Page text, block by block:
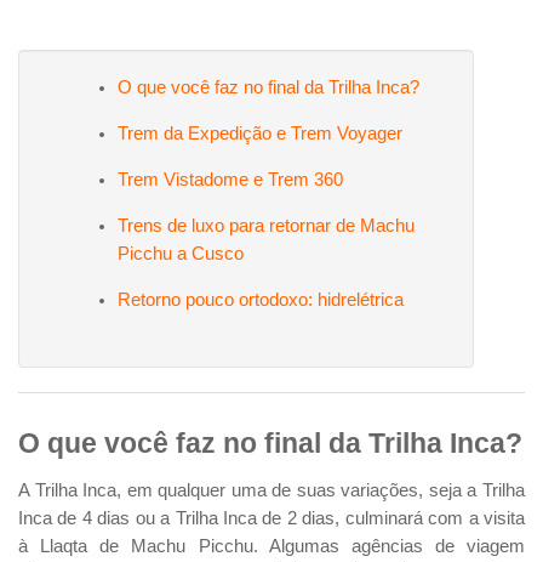
O que você faz no final da Trilha Inca?
Trem da Expedição e Trem Voyager
Trem Vistadome e Trem 360
Trens de luxo para retornar de Machu
Picchu a Cusco
Retorno pouco ortodoxo: hidrelétrica
O que você faz no final da Trilha Inca?
A Trilha Inca, em qualquer uma de suas variações, seja a Trilha
Inca de 4 dias ou a Trilha Inca de 2 dias, culminará com a visita
à Llaqta de Machu Picchu. Algumas agências de viagem